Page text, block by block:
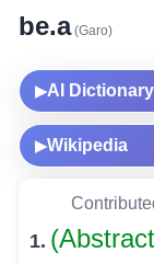
be.a(Garo)
▶AI
▶Wikipedia
1.